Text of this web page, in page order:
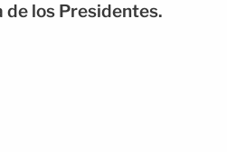
de los Presidentes.